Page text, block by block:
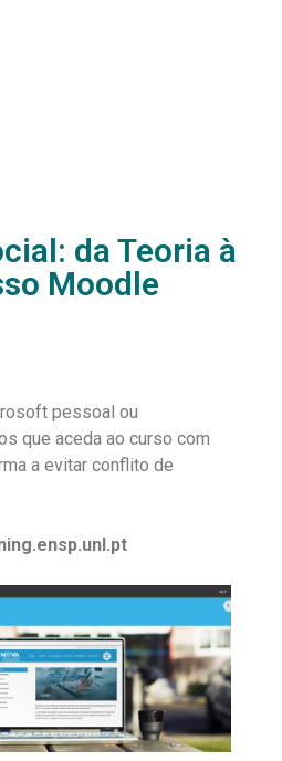
da Teoria à
Moodle
pessoal ou
que aceda ao curso com
a evitar conflito de